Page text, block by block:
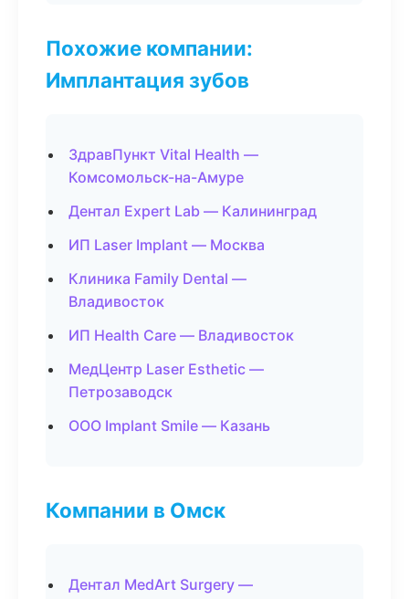
Похожие компании:
Имплантация зубов
ЗдравПункт Vital Health —
Комсомольск-на-Амуре
Дентал Expert Lab — Калининград
ИП Laser Implant — Москва
Клиника Family Dental —
Владивосток
ИП Health Care — Владивосток
МедЦентр Laser Esthetic —
Петрозаводск
ООО Implant Smile — Казань
Компании в Омск
Дентал MedArt Surgery —